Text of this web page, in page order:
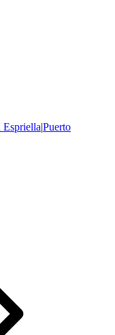
Espriella|Puerto